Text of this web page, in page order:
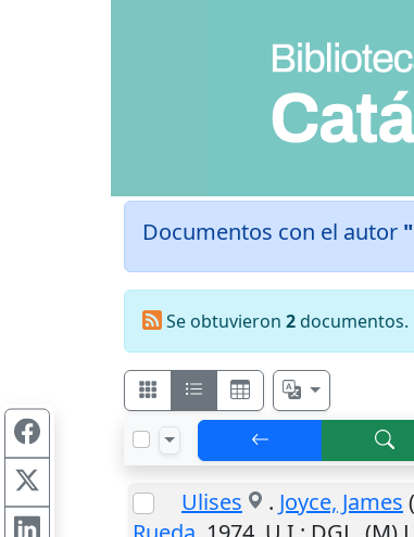
Documentos con el autor
Se obtuvieron 2documentos.
Ulises . Joyce, James